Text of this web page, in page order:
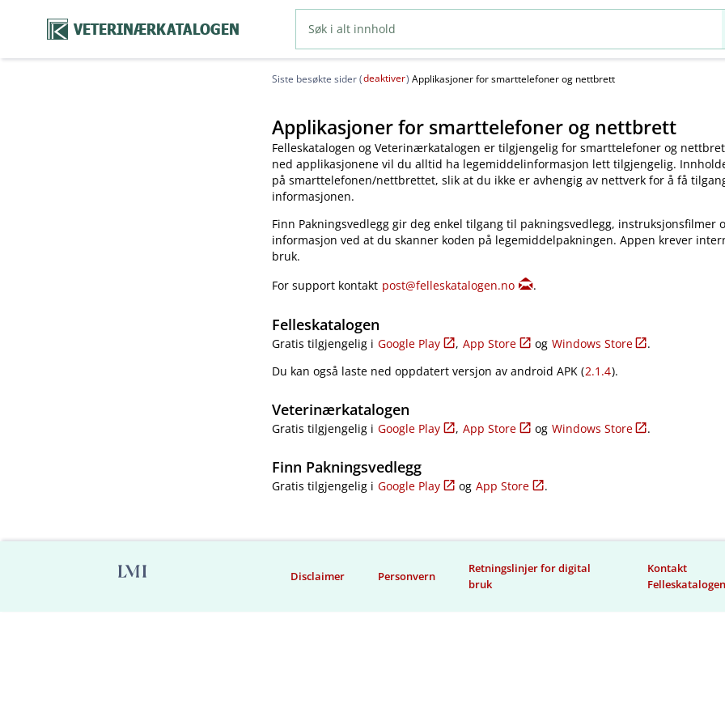
VETERINÆRKATALOGEN
Siste besøkte sider (deaktiver) Applikasjoner for smarttelefoner og nettbrett
Applikasjoner for smarttelefoner og nettbrett
Felleskatalogen og Veterinærkatalogen er tilgjengelig for smarttelefoner og
ned applikasjonene vil du alltid ha legemiddelinformasjon lett tilgjengelig.
på smarttelefonen​/​nettbrettet, slik at du ikke er avhengig av nettverk for å få
informasjonen.
Finn Pakningsvedlegg gir deg enkel tilgang til pakningsvedlegg, instruksjonsfilmer
informasjon ved at du skanner koden på legemiddelpakningen. Appen krever
bruk.
For support kontakt post@felleskatalogen.no .
Felleskatalogen
Gratis tilgjengelig i Google Play , App Store og Windows Store
.
Du kan også laste ned oppdatert versjon av android APK (2.1.4).
Veterinærkatalogen
Gratis tilgjengelig i Google Play , App Store og Windows Store .
Finn Pakningsvedlegg
Gratis tilgjengelig i Google Play og App Store .
Disclaimer Personvern
Retningslinjer for digital
bruk
Kontakt
Felleskatalogen